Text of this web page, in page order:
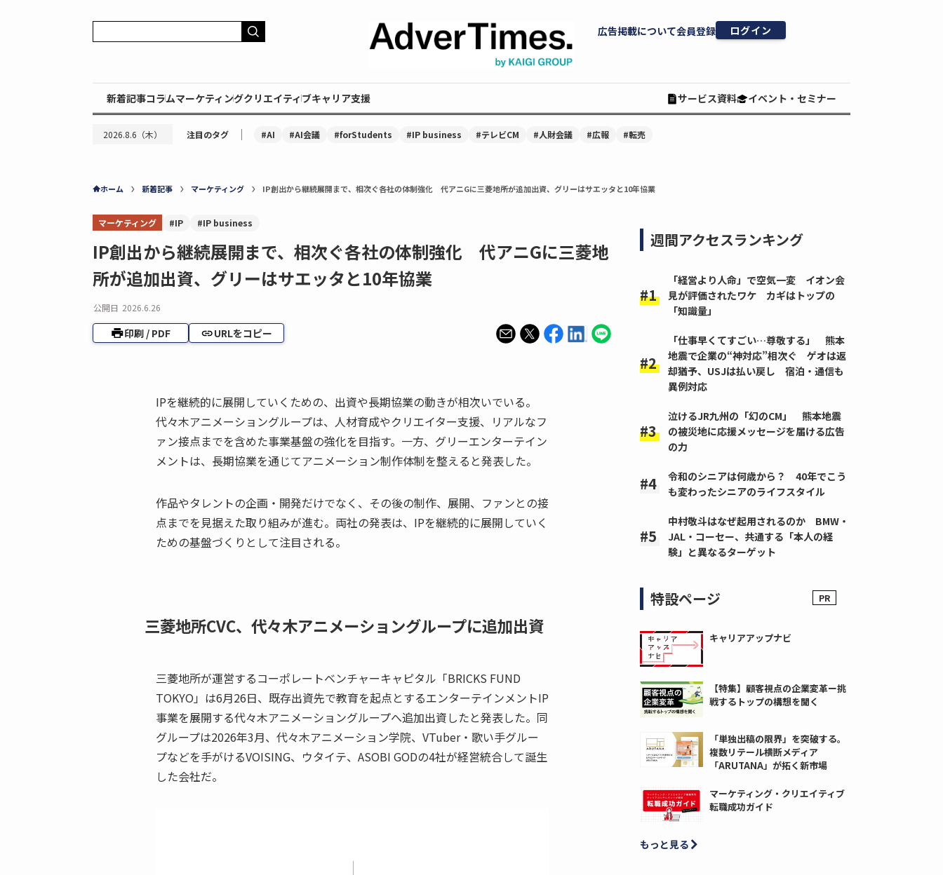
広告掲載について会員登録 ログイン
新着記事コラムマーケティングクリエイティブキャリア支援 サービス資料 イベント・セミナー
2026.8.6（木） 注目のタグ ｜ #AI #AI会議 #forStudents #IP business #テレビCM #人財会議 #広報 #転売
ホーム 新着記事 マーケティング IP創出から継続展開まで、相次ぐ各社の体制強化 代アニGに三菱地所が追加出資、グリーはサエッタと10年協業
マーケティング #IP #IP business
IP創出から継続展開まで、相次ぐ各社の体制強化 代アニGに三菱地
所が追加出資、グリーはサエッタと10年協業
公開日 2026.6.26
印刷 / PDF URLをコピー
IPを継続的に展開していくための、出資や長期協業の動きが相次いでいる。
代々木アニメーショングループは、人材育成やクリエイター支援、リアルなフ
ァン接点までを含めた事業基盤の強化を目指す。一方、グリーエンターテイン
メントは、長期協業を通じてアニメーション制作体制を整えると発表した。
作品やタレントの企画・開発だけでなく、その後の制作、展開、ファンとの接
点までを見据えた取り組みが進む。両社の発表は、IPを継続的に展開していく
ための基盤づくりとして注目される。
三菱地所CVC、代々木アニメーショングループに追加出資
三菱地所が運営するコーポレートベンチャーキャピタル「BRICKS FUND
TOKYO」は6月26日、既存出資先で教育を起点とするエンターテインメントIP
事業を展開する代々木アニメーショングループへ追加出資したと発表した。同
グループは2026年3月、代々木アニメーション学院、VTuber・歌い手グルー
プなどを手がけるVOISING、ウタイテ、ASOBI GODの4社が経営統合して誕生
した会社だ。
週間アクセスランキング
「経営より人命」で空気一変 イオン会
見が評価されたワケ カギはトップの
「知識量」
「仕事早くてすごい…尊敬する」 熊本
地震で企業の“神対応”相次ぐ ゲオは返
却猶予、USJは払い戻し 宿泊・通信も
異例対応
泣けるJR九州の「幻のCM」 熊本地震
の被災地に応援メッセージを届ける広告
の力
令和のシニアは何歳から？ 40年でこう
も変わったシニアのライフスタイル
中村敬斗はなぜ起用されるのか BMW・
JAL・コーセー、共通する「本人の経
験」と異なるターゲット
特設ページ
キャリアアップナビ
【特集】顧客視点の企業変革ー挑
戦するトップの構想を聞く
「単独出稿の限界」を突破する。
複数リテール横断メディア
「ARUTANA」が拓く新市場
マーケティング・クリエイティブ
転職成功ガイド
もっと見る